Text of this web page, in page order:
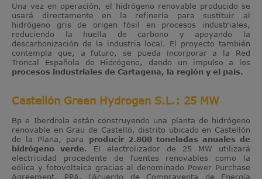
Una vez en operación, el hidrógeno renovable producido se
usará directamente en la refinería para sustituir al
hidrógeno gris de origen fósil en procesos industriales,
reduciendo la huella de carbono y apoyando la
descarbonización de la industria local. El proyecto también
contempla que, a futuro, se pueda incorporar a la Red
Troncal Española de Hidrógeno, dando un impulso a los
procesos industriales de Cartagena, la región y el país.
Castellón Green Hydrogen S.L.: 25 MW
Bp e Iberdrola están construyendo una planta de hidrógeno
renovable en Grau de Castelló, distrito ubicado en Castellón
de la Plana, para producir 2.800 toneladas anuales de
hidrógeno verde. El electrolizador de 25 MW utilizará
electricidad procedente de fuentes renovables como la
eólica y fotovoltaica gracias al denominado Power Purchase
Agreement, PPA, (Acuerdo de Compraventa de Energía